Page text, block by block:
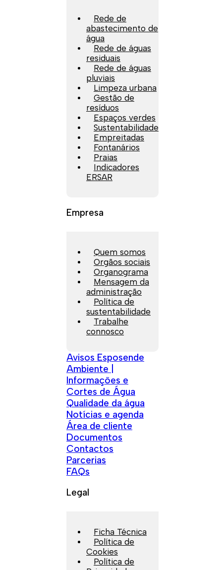
Rede de
abastecimento de
água
Rede de águas
residuais
Rede de águas
pluviais
Limpeza urbana
Gestão de
resíduos
Espaços verdes
Sustentabilidade
Empreitadas
Fontanários
Praias
Indicadores
ERSAR
Empresa
Quem somos
Orgãos sociais
Organograma
Mensagem da
administração
Política de
sustentabilidade
Trabalhe
connosco
Avisos Esposende
Ambiente |
Informações e
Cortes de Água
Qualidade da água
Notícias e agenda
Área de cliente
Documentos
Contactos
Parcerias
FAQs
Legal
Ficha Técnica
Política de
Cookies
Política de